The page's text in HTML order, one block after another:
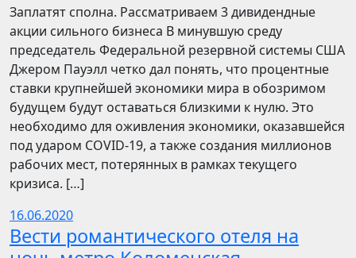
Заплатят сполна. Рассматриваем 3 дивидендные
акции сильного бизнеса В минувшую среду
председатель Федеральной резервной системы США
Джером Пауэлл четко дал понять, что процентные
ставки крупнейшей экономики мира в обозримом
будущем будут оставаться близкими к нулю. Это
необходимо для оживления экономики, оказавшейся
под ударом COVID-19, а также создания миллионов
рабочих мест, потерянных в рамках текущего
кризиса. […]
16.06.2020
Вести романтического отеля на